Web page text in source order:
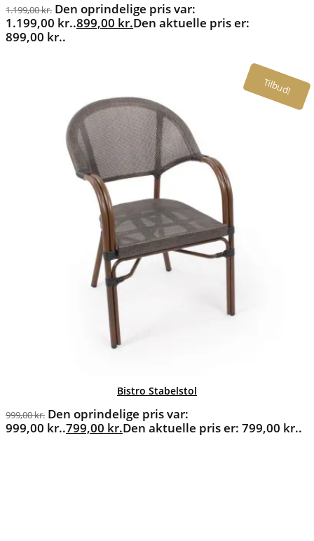
1.199,00kr. Den oprindelige pris var:
1.199,00 kr..899,00 kr.Den aktuelle pris er:
899,00 kr..
Tilbud!
Bistro Stabelstol
999,00kr. Den oprindelige pris var:
999,00 kr..799,00 kr.Den aktuelle pris er: 799,00 kr..